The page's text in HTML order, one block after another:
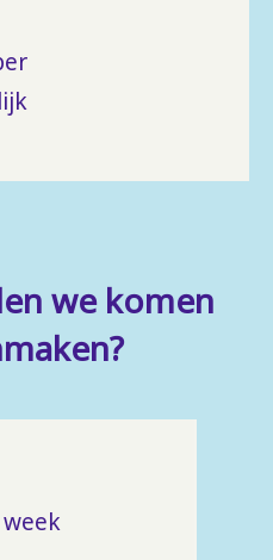
we komen